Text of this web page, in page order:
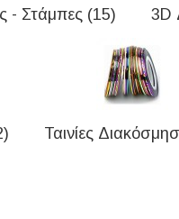
- Στάμπες (15) 3D
Ταινίες